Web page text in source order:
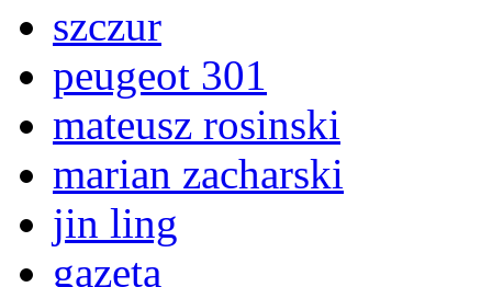
szczur
peugeot 301
mateusz rosinski
marian zacharski
jin ling
gazeta